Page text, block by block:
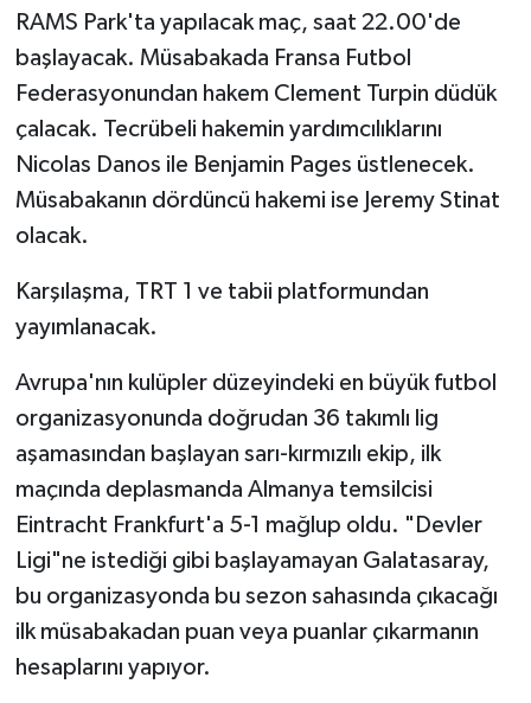
RAMS Park'ta yapılacak maç, saat 22.00'de
başlayacak. Müsabakada Fransa Futbol
Federasyonundan hakem Clement Turpin düdük
çalacak. Tecrübeli hakemin yardımcılıklarını
Nicolas Danos ile Benjamin Pages üstlenecek.
Müsabakanın dördüncü hakemi ise Jeremy Stinat
olacak.
Karşılaşma, TRT 1 ve tabii platformundan
yayımlanacak.
Avrupa'nın kulüpler düzeyindeki en büyük futbol
organizasyonunda doğrudan 36 takımlı lig
aşamasından başlayan sarı-kırmızılı ekip, ilk
maçında deplasmanda Almanya temsilcisi
Eintracht Frankfurt'a 5-1 mağlup oldu. "Devler
Ligi"ne istediği gibi başlayamayan Galatasaray,
bu organizasyonda bu sezon sahasında çıkacağı
ilk müsabakadan puan veya puanlar çıkarmanın
hesaplarını yapıyor.